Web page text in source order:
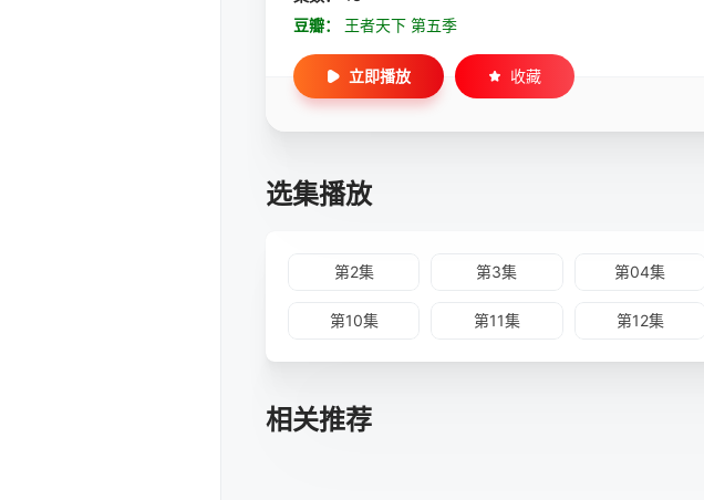
豆瓣：
王者天下 第五季
立即播放 收藏
选集播放
第2集 第3集 第04集
第10集 第11集 第12集
相关推荐